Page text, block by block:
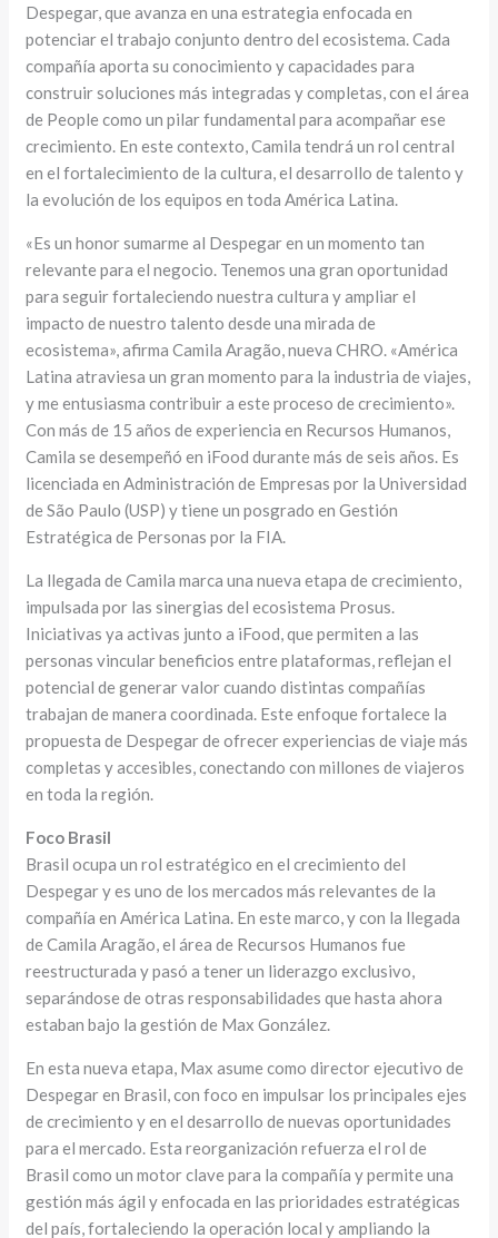
Despegar, que avanza en una estrategia enfocada en
potenciar el trabajo conjunto dentro del ecosistema. Cada
compañía aporta su conocimiento y capacidades para
construir soluciones más integradas y completas, con el área
de People como un pilar fundamental para acompañar ese
crecimiento. En este contexto, Camila tendrá un rol central
en el fortalecimiento de la cultura, el desarrollo de talento y
la evolución de los equipos en toda América Latina.
«Es un honor sumarme al Despegar en un momento tan
relevante para el negocio. Tenemos una gran oportunidad
para seguir fortaleciendo nuestra cultura y ampliar el
impacto de nuestro talento desde una mirada de
ecosistema», afirma Camila Aragão, nueva CHRO. «América
Latina atraviesa un gran momento para la industria de viajes,
y me entusiasma contribuir a este proceso de crecimiento».
Con más de 15 años de experiencia en Recursos Humanos,
Camila se desempeñó en iFood durante más de seis años. Es
licenciada en Administración de Empresas por la Universidad
de São Paulo (USP) y tiene un posgrado en Gestión
Estratégica de Personas por la FIA.
La llegada de Camila marca una nueva etapa de crecimiento,
impulsada por las sinergias del ecosistema Prosus.
Iniciativas ya activas junto a iFood, que permiten a las
personas vincular beneficios entre plataformas, reflejan el
potencial de generar valor cuando distintas compañías
trabajan de manera coordinada. Este enfoque fortalece la
propuesta de Despegar de ofrecer experiencias de viaje más
completas y accesibles, conectando con millones de viajeros
en toda la región.
Foco Brasil
Brasil ocupa un rol estratégico en el crecimiento del
Despegar y es uno de los mercados más relevantes de la
compañía en América Latina. En este marco, y con la llegada
de Camila Aragão, el área de Recursos Humanos fue
reestructurada y pasó a tener un liderazgo exclusivo,
separándose de otras responsabilidades que hasta ahora
estaban bajo la gestión de Max González.
En esta nueva etapa, Max asume como director ejecutivo de
Despegar en Brasil, con foco en impulsar los principales ejes
de crecimiento y en el desarrollo de nuevas oportunidades
para el mercado. Esta reorganización refuerza el rol de
Brasil como un motor clave para la compañía y permite una
gestión más ágil y enfocada en las prioridades estratégicas
del país, fortaleciendo la operación local y ampliando la